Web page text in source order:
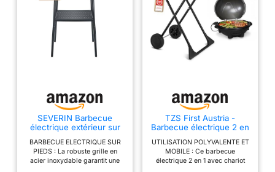
SEVERIN Barbecue
électrique extérieur sur
2000W, Pare-vent
amovible, eBBQ avec bac
à eau pour utilisation en
BARBECUE ELECTRIQUE SUR
PIEDS : La robuste grille en
acier inoxydable garantit une
TZS First Austria -
Barbecue électrique 2 en
BBQ pliable pour balcon
et terrasse avec
couvercle et chariot - Gril
UTILISATION POLYVALENTE ET
MOBILE : Ce barbecue
électrique 2 en 1 avec chariot